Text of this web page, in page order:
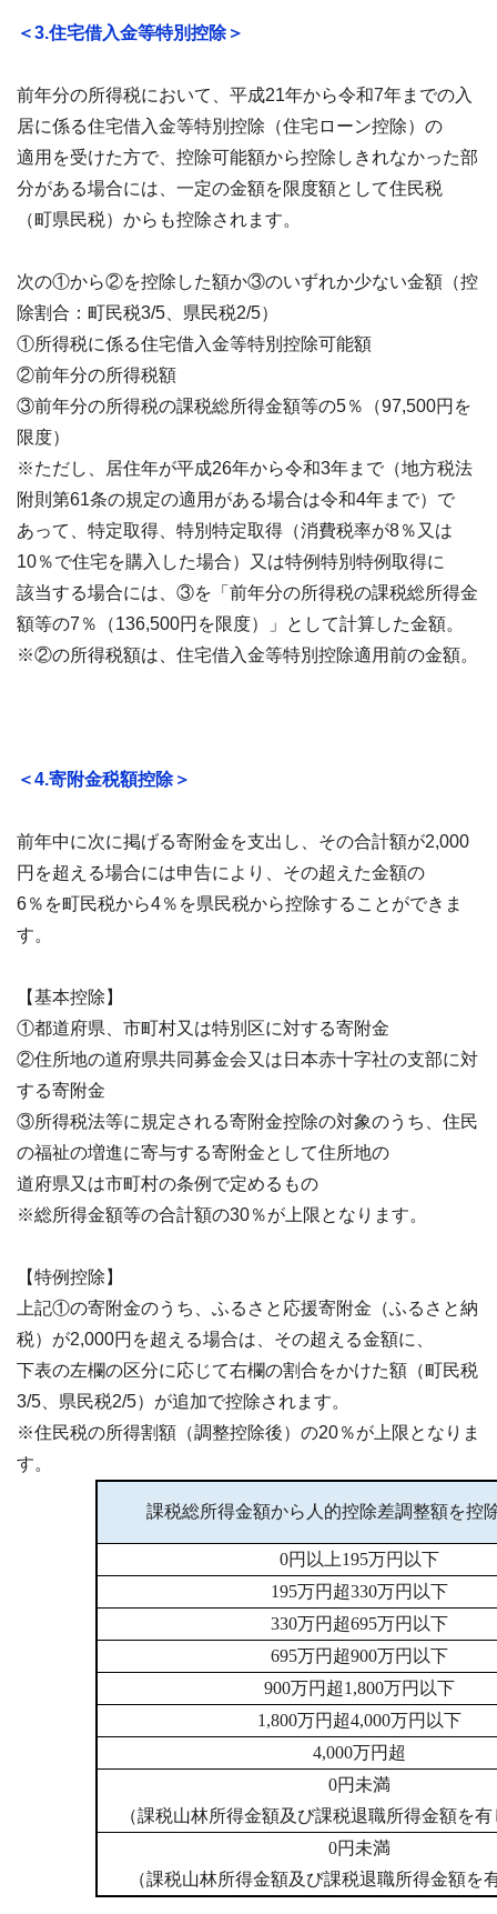
＜3.住宅借入金等特別控除＞
前年分の所得税において、平成21年から令和7年までの入
居に係る住宅借入金等特別控除（住宅ローン控除）の
適用を受けた方で、控除可能額から控除しきれなかった部
分がある場合には、一定の金額を限度額として住民税
（町県民税）からも控除されます。
次の①から②を控除した額か③のいずれか少ない金額（控
除割合：町民税3/5、県民税2/5）
①所得税に係る住宅借入金等特別控除可能額
②前年分の所得税額
③前年分の所得税の課税総所得金額等の5％（97,500円を
限度）
※ただし、居住年が平成26年から令和3年まで（地方税法
附則第61条の規定の適用がある場合は令和4年まで）で
あって、特定取得、特別特定取得（消費税率が8％又は
10％で住宅を購入した場合）又は特例特別特例取得に
該当する場合には、③を「前年分の所得税の課税総所得金
額等の7％（136,500円を限度）」として計算した金額。
※②の所得税額は、住宅借入金等特別控除適用前の金額。
＜4.寄附金税額控除＞
前年中に次に掲げる寄附金を支出し、その合計額が2,000
円を超える場合には申告により、その超えた金額の
6％を町民税から4％を県民税から控除することができま
す。
【基本控除】
①都道府県、市町村又は特別区に対する寄附金
②住所地の道府県共同募金会又は日本赤十字社の支部に対
する寄附金
③所得税法等に規定される寄附金控除の対象のうち、住民
の福祉の増進に寄与する寄附金として住所地の
道府県又は市町村の条例で定めるもの
※総所得金額等の合計額の30％が上限となります。
【特例控除】
上記①の寄附金のうち、ふるさと応援寄附金（ふるさと納
税）が2,000円を超える場合は、その超える金額に、
下表の左欄の区分に応じて右欄の割合をかけた額（町民税
3/5、県民税2/5）が追加で控除されます。
※住民税の所得割額（調整控除後）の20％が上限となりま
す。
課税総所得金額から人的控除差調整額を控
0円以上195万円以下
195万円超330万円以下
330万円超695万円以下
695万円超900万円以下
900万円超1,800万円以下
1,800万円超4,000万円以下
4,000万円超
0円未満
（課税山林所得金額及び課税退職所得金額を
0円未満
（課税山林所得金額及び課税退職所得金額を